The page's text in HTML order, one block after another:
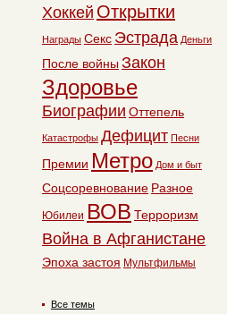
Хоккей Открытки
Награды Секс Эстрада Деньги
После войны Закон
Здоровье
Биографии Оттепель
Катастрофы Дефицит Песни
Премии Метро Дом и быт
Соцсоревнование Разное
Юбилеи ВОВ Терроризм
Война в Афганистане
Эпоха застоя Мультфильмы
Все темы